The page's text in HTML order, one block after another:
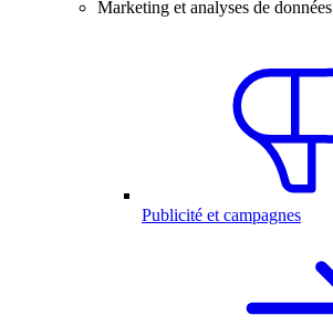
Marketing et analyses de données
Publicité et campagnes